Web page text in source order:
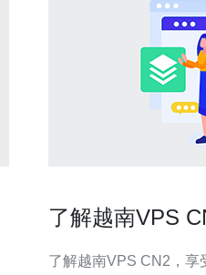
了解越南VPS
了解越南VPS CN2，享受高